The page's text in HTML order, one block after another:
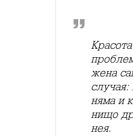
жена
случая:
няма и
нищо
нея.